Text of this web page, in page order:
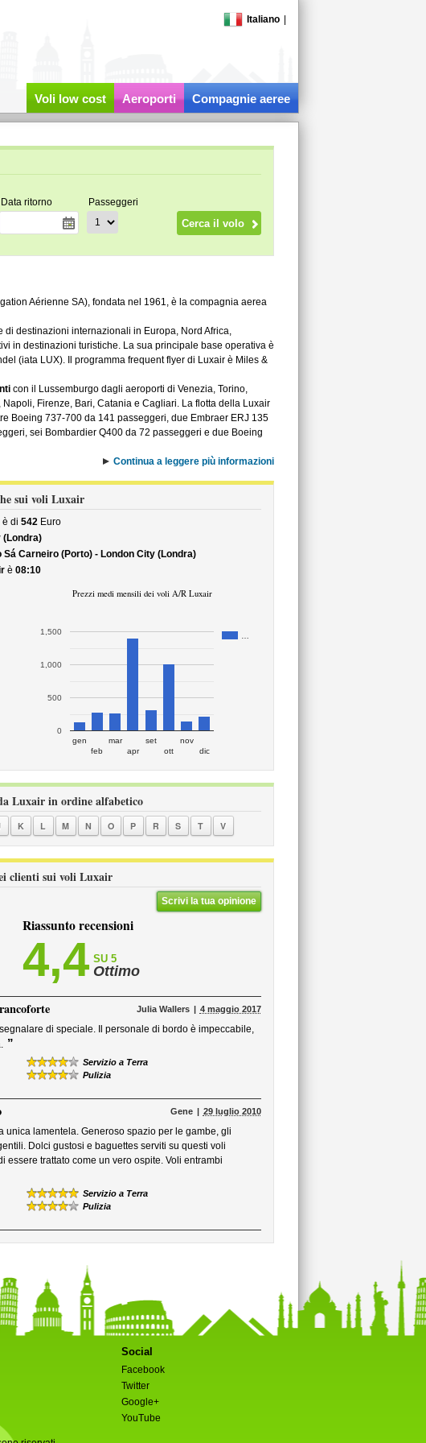
Italiano
Voli low cost Aeroporti Compagnie aeree
Data ritorno Passeggeri
Aérienne SA), fondata nel 1961, è la compagnia aerea
destinazioni internazionali in Europa, Nord Africa,
in destinazioni turistiche. La sua principale base operativa è
(iata LUX). Il programma frequent flyer di Luxair è Miles &
con il Lussemburgo dagli aeroporti di Venezia, Torino,
Firenze, Bari, Catania e Cagliari. La flotta della Luxair
Boeing 737-700 da 141 passeggeri, due Embraer ERJ 135
sei Bombardier Q400 da 72 passeggeri e due Boeing
Continua a leggere più informazioni
sui voli Luxair
è di 542Euro
(Londra)
Sá Carneiro (Porto) - London City (Londra)
è 08:10
Prezzi medi mensili dei voli A/R Luxair
gen
feb
mar
apr
set
ott
nov
dic
0
500
1,000
1,500
Luxair in ordine alfabetico
K L M N O P R S T V
clienti sui voli Luxair
Scrivi la tua opinione
Riassunto recensioni
4,4 SU 5
Ottimo
Julia Wallers 4 maggio 2017
di speciale. Il personale di bordo è impeccabile,
”
Servizio a Terra
Pulizia
Gene 29 luglio 2010
unica lamentela. Generoso spazio per le gambe, gli
Dolci gustosi e baguettes serviti su questi voli
trattato come un vero ospite. Voli entrambi
Servizio a Terra
Pulizia
Social
Facebook
Twitter
Google+
YouTube